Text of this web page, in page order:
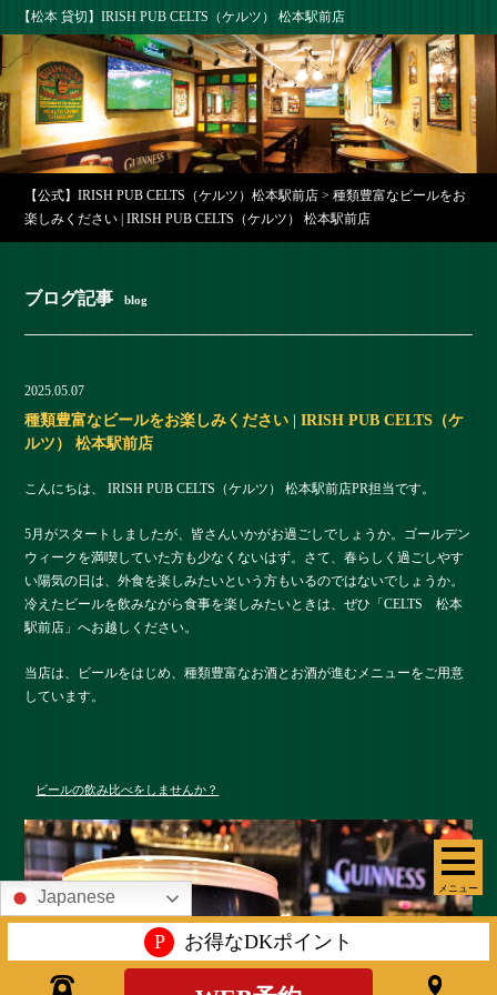
【松本 貸切】IRISH PUB CELTS（ケルツ） 松本駅前店
メニュー
【公式】IRISH PUB CELTS（ケルツ）松本駅前店 >種類豊富なビールをお
楽しみください | IRISH PUB CELTS（ケルツ） 松本駅前店
ブログ記事 blog
2025.05.07
種類豊富なビールをお楽しみください | IRISH PUB CELTS（ケ
ルツ） 松本駅前店
こんにちは、 IRISH PUB CELTS（ケルツ） 松本駅前店PR担当です。
5月がスタートしましたが、皆さんいかがお過ごしでしょうか。ゴールデン
ウィークを満喫していた方も少なくないはず。さて、春らしく過ごしやす
い陽気の日は、外食を楽しみたいという方もいるのではないでしょうか。
冷えたビールを飲みながら食事を楽しみたいときは、ぜひ「CELTS 松本
駅前店」へお越しください。
当店は、ビールをはじめ、種類豊富なお酒とお酒が進むメニューをご用意
しています。
ビールの飲み比べをしませんか？
Japanese
P お得なDKポイント